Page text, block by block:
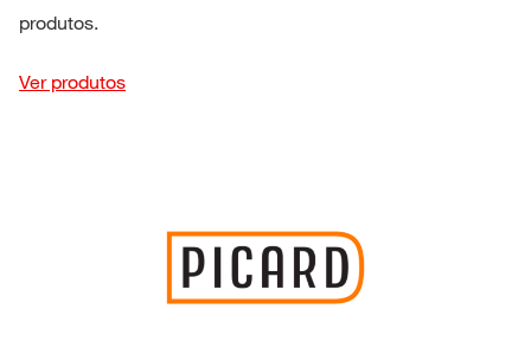
produtos.
Ver produtos